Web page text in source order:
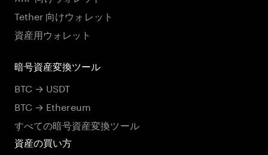
Tether 向けウォレット
資産用ウォレット
暗号資産変換ツール
BTC → USDT
BTC → Ethereum
すべての暗号資産変換ツール
資産の買い方